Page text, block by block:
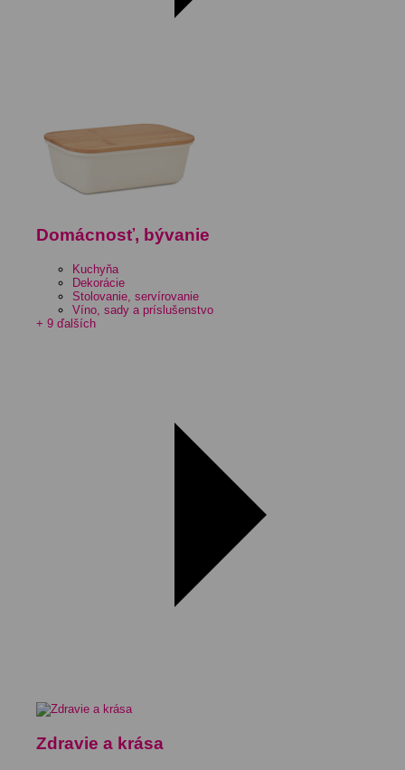
Domácnosť, bývanie
Kuchyňa
Dekorácie
Stolovanie, servírovanie
Víno, sady a príslušenstvo
+ 9 ďalších
Zdravie a krása